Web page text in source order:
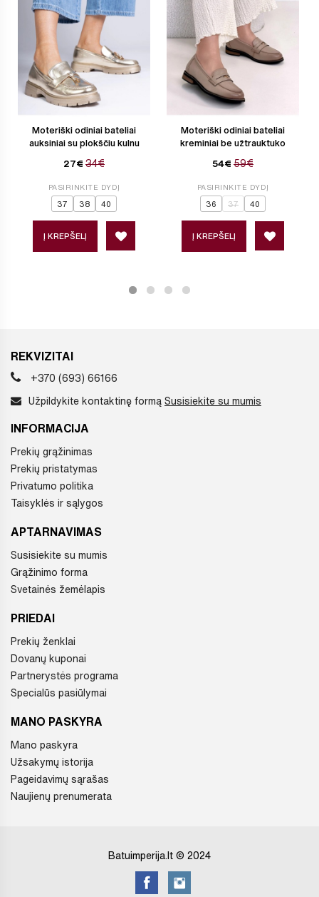
Moteriški odiniai bateliai
auksiniai su plokščiu kulnu
27€ 34€
PASIRINKITE DYDĮ
37 38 40
Į KREPŠELĮ
Moteriški odiniai bateliai
kreminiai be užtrauktuko
54€ 59€
PASIRINKITE DYDĮ
36 37 40
Į KREPŠELĮ
REKVIZITAI
+370 (693) 66166
Užpildykite kontaktinę formą Susisiekite su mumis
INFORMACIJA
Prekių grąžinimas
Prekių pristatymas
Privatumo politika
Taisyklės ir sąlygos
APTARNAVIMAS
Susisiekite su mumis
Grąžinimo forma
Svetainės žemėlapis
PRIEDAI
Prekių ženklai
Dovanų kuponai
Partnerystės programa
Specialūs pasiūlymai
MANO PASKYRA
Mano paskyra
Užsakymų istorija
Pageidavimų sąrašas
Naujienų prenumerata
Batuimperija.lt © 2024